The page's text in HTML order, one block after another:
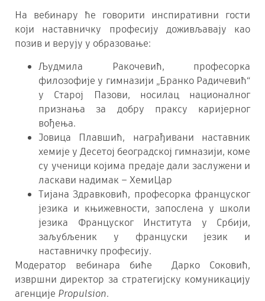
На вебинару ће говорити инспиративни гости
који наставничку професију доживљавају као
позив и верују у образовање:
Људмила Ракочевић, професорка
филозофије у гимназији „Бранко Радичевић“
у Старој Пазови, носилац националног
признања за добру праксу каријерног
вођења.
Јовица Плавшић, награђивани наставник
хемије у Десетој београдској гимназији, коме
су ученици којима предаје дали заслужени и
ласкави надимак – ХемиЦар
Тијана Здравковић, професорка француског
језика и књижевности, запослена у школи
језика Француског Института у Србији,
заљубљеник у француски језик и
наставничку професију.
Модератор вебинара биће Дарко Соковић,
извршни директор за стратегијску комуникацију
агенције Propulsion.